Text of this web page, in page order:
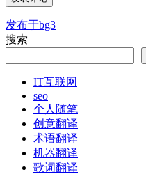
文
章
发布于bg3
搜索
IT互联网
seo
个人随笔
创意翻译
术语翻译
机器翻译
歌词翻译